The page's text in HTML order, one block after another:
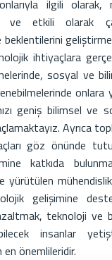
ilgili olarak,
ve etkili olarak
ihtiyaçlara
sosyal ve
onlara
geniş bilimsel ve
Ayrıca
göz önünde
katkıda
yürütülen
gelişimine
azaltmak, teknoloji
insanlar
önemlileridir.